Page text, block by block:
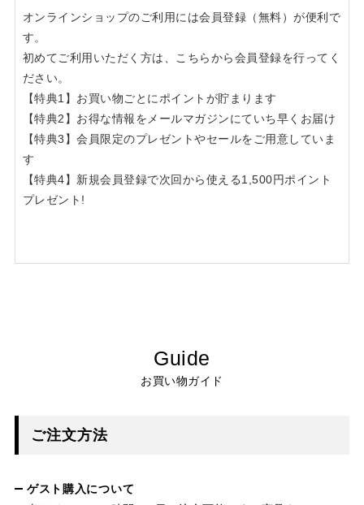
オンラインショップのご利用には会員登録（無料）が便利で
す。
初めてご利用いただく方は、こちらから会員登録を行ってく
ださい。
【特典1】お買い物ごとにポイントが貯まります
【特典2】お得な情報をメールマガジンにていち早くお届け
【特典3】会員限定のプレゼントやセールをご用意していま
す
【特典4】新規会員登録で次回から使える1,500円ポイント
プレゼント!
Guide
お買い物ガイド
ご注文方法
ゲスト購入について